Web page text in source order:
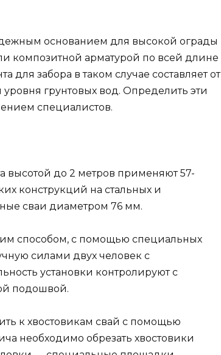
основанием для высокой ограды
композитной арматурой по всей длине
для забора в таком случае составляет от
грунтовых вод. Определить эти
специалистов.
высотой до 2 метров применяют 57-
конструкций на стальных и
сваи диаметром 76 мм.
способом, с помощью специальных
силами двух человек с
установки контролируют с
подошвой.
к хвостовикам свай с помощью
необходимо обрезать хвостовики